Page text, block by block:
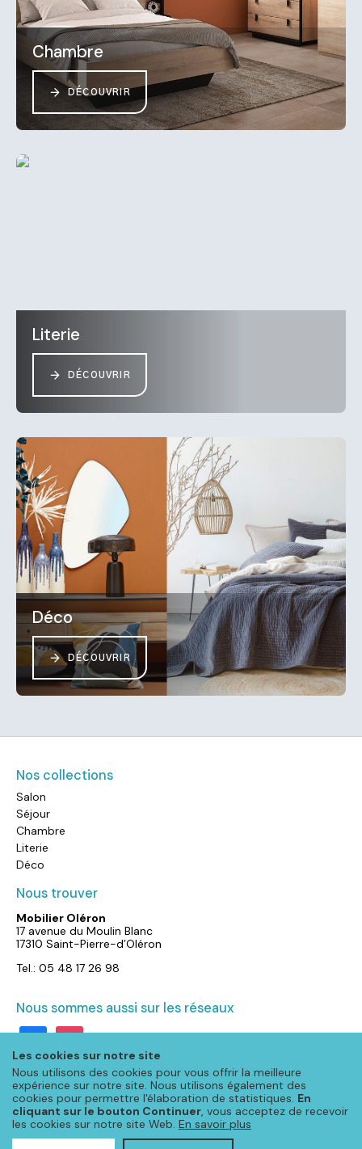
Les cookies sur notre site
Nous utilisons des cookies pour vous offrir la meilleure
expérience sur notre site. Nous utilisons également des
cookies pour permettre l'élaboration de statistiques. En
cliquant sur le bouton Continuer, vous acceptez de recevoir
les cookies sur notre site Web. En savoir plus
Chambre
DÉCOUVRIR
Literie
DÉCOUVRIR
Déco
DÉCOUVRIR
Nos collections
Salon
Séjour
Chambre
Literie
Déco
Nous trouver
Mobilier Oléron
17 avenue du Moulin Blanc
17310 Saint-Pierre-d’Oléron
Tel.: 05 48 17 26 98
Nous sommes aussi sur les réseaux
facebookinstagram